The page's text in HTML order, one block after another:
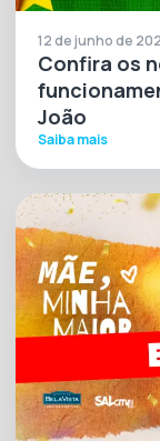
12 de junho de
Confira os
João
Saiba mais